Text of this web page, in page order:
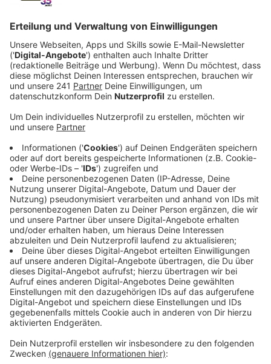
Anzeige
Davon gibt es insgesamt sechs: Von der Haupt- und
Realschule, über die Sekundar- und Gesamtschule bis
hin zum Gymnasium und das Berufskolleg. Alle Infos
dazu stellt die Stadt heute bei einer
Auftaktveranstaltung im Lise-Meitner Gymnasium in
Wiesdorf vor. Los geht’s um 19 Uhr – eine Anmeldung
ist nicht nötig. Weitere Infoabende zum Thema gibt es
auch Mittwoch und Donnerstag.
Anzeige
Die Termine in der Übersicht:
Anzeige
Dienstag, 14.11.2023: Lise-Meitner-Gymnasium,
Am Stadtpark 50, 51373 Leverkusen